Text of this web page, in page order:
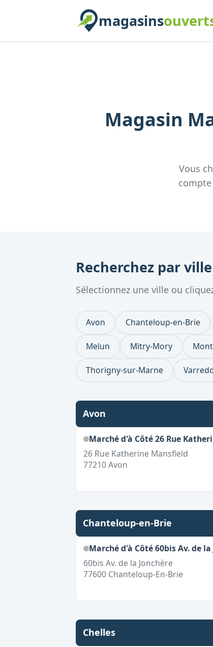
magasins
Magasin
Vous
compte
Recherchez par ville
Sélectionnez une ville ou
Avon Chanteloup-en-Brie
Melun Mitry-Mory
Thorigny-sur-Marne
Avon
Marché d'à Côté 26 Rue
26 Rue Katherine Mansfield
77210 Avon
Chanteloup-en-Brie
Marché d'à Côté 60bis Av. de la
60bis Av. de la Jonchère
77600 Chanteloup-En-Brie
Chelles